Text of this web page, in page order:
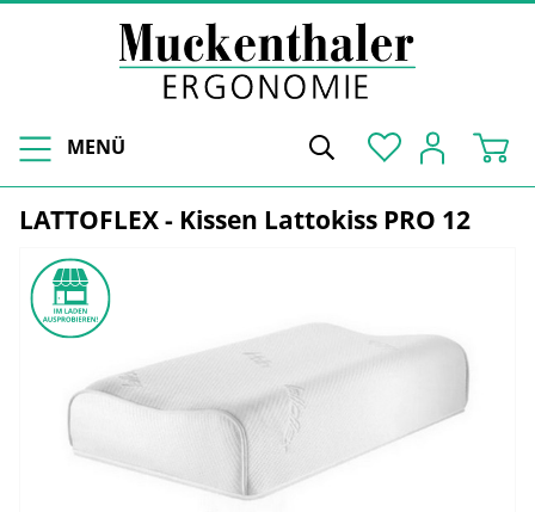
MENÜ
LATTOFLEX - Kissen Lattokiss PRO 12